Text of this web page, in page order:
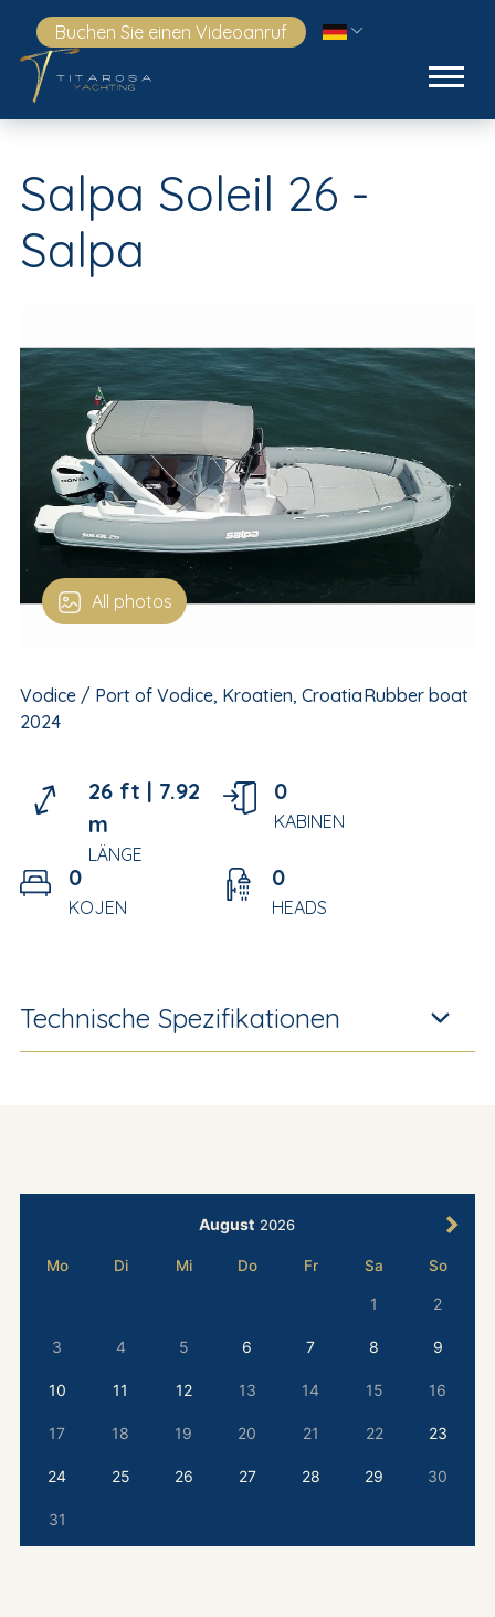
Buchen Sie einen Videoanruf
Salpa Soleil 26 -
Salpa
All photos
Vodice / Port of Vodice, Kroatien, CroatiaRubber boat
2024
26 ft | 7.92
m
LÄNGE
0
KABINEN
0
KOJEN
0
HEADS
Technische Spezifikationen
August 2026
Mo Di Mi Do Fr Sa So
1 2
3 4 5 6 7 8 9
10 11 12 13 14 15 16
17 18 19 20 21 22 23
24 25 26 27 28 29 30
31